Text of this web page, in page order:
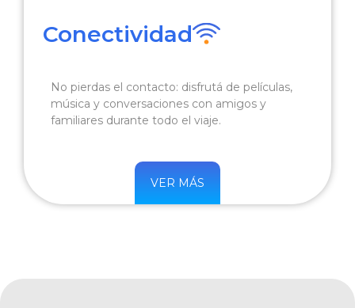
Conectividad
No pierdas el contacto: disfrutá de películas,
música y conversaciones con amigos y
familiares durante todo el viaje.
VER MÁS